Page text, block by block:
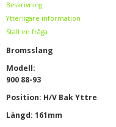
Beskrivning
Ytterligare information
Ställ en fråga
Bromsslang
Modell:
900 88-93
Position: H/V Bak Yttre
Längd: 161mm